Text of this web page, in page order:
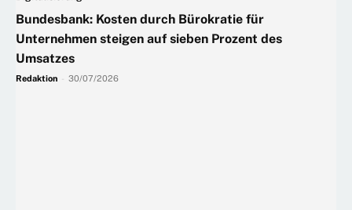
Bundesbank: Kosten durch Bürokratie für
Unternehmen steigen auf sieben Prozent des
Umsatzes
Redaktion 30/07/2026